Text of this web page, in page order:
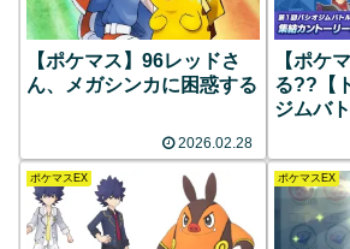
【ポケマス】96レッドさ
ん、メガシンカに困惑する
2026.02.28
【ポケ
る??【
ジムバト
ポケマスEX ポケマスEX